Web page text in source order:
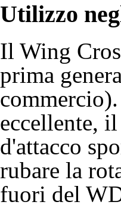
Utilizzo
Il Wing
prima
eccellente,
d'attacco
rubare la
fuori del